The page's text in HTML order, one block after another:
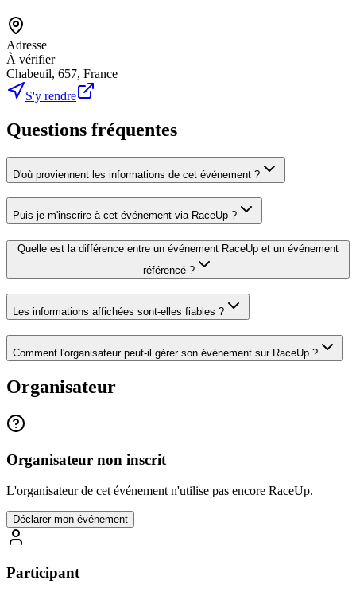
Adresse
À vérifier
Chabeuil, 657, France
S'y rendre
Questions fréquentes
D'où proviennent les informations de cet événement ?
Puis-je m'inscrire à cet événement via RaceUp ?
Quelle est la différence entre un événement RaceUp et un événement
référencé ?
Les informations affichées sont-elles fiables ?
Comment l'organisateur peut-il gérer son événement sur RaceUp ?
Organisateur
Organisateur non inscrit
L'organisateur de cet événement n'utilise pas encore RaceUp.
Déclarer mon événement
Participant